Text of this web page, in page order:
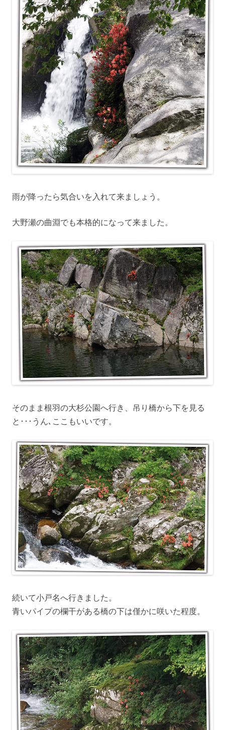
雨が降ったら気合いを入れて来ましょう。
大野瀬の曲淵でも本格的になって来ました。
そのまま根羽の大杉公園へ行き、吊り橋から下を見る
と･･･うん､ここもいいです。
続いて小戸名へ行きました。
青いパイプの欄干がある橋の下は僅かに咲いた程度。